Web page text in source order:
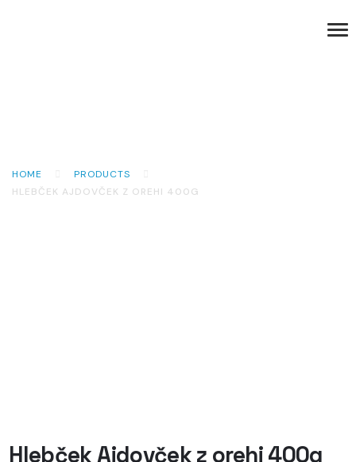
HOME
PRODUCTS
HLEBČEK AJDOVČEK Z OREHI 400G
Hlebček Ajdovček z orehi 400g